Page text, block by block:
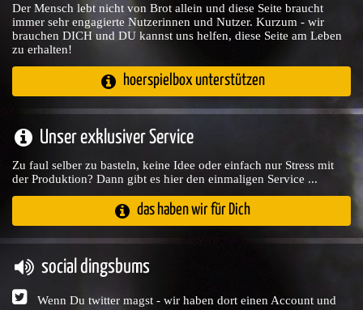
Der Mensch lebt nicht von Brot allein und diese Seite braucht
immer sehr engagierte Nutzerinnen und Nutzer. Kurzum - wir
brauchen DICH und DU kannst uns helfen, diese Seite am Leben
zu erhalten!
hoerspielbox unterstützen
Unser exklusiver Service
Zu faul selber zu basteln, keine Idee oder einfach nur Stress mit
der Produktion? Dann gibt es hier den einmaligen Service ...
das haben wir für Dich
social dingsbums
Wenn Du twitter magst - wir haben dort einen Account und